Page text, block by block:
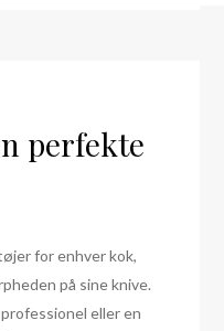
perfekte
for enhver kok,
på sine knive.
eller en